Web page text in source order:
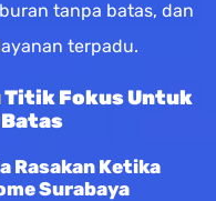
tanpa batas, dan
terpadu.
Titik Fokus Untuk
Batas
Rasakan Ketika
Surabaya